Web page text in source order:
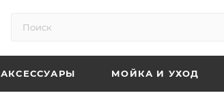
АКСЕССУАРЫ МОЙКА И УХОД